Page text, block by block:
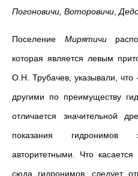
Погоновичи, Воторовичи
Поселение Мирятичи
которая является левым
О.Н. Трубачев, указывали,
другими по преимуществу
отличается значительной
показания гидронимов
авторитетными. Что
сюда гидронимов, следует